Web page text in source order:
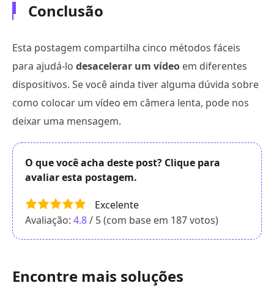
Conclusão
Esta postagem compartilha cinco métodos fáceis
para ajudá-lo desacelerar um vídeo em diferentes
dispositivos. Se você ainda tiver alguma dúvida sobre
como colocar um vídeo em câmera lenta, pode nos
deixar uma mensagem.
O que você acha deste post? Clique para
avaliar esta postagem.
Excelente
Avaliação: 4.8/ 5 (com base em 187votos)
Encontre mais soluções